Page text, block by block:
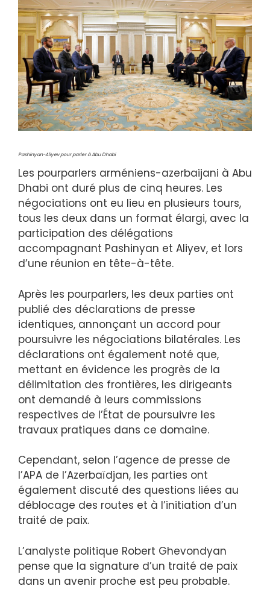
Pashinyan-Aliyev pour parler à Abu Dhabi
Les pourparlers arméniens-azerbaijani à Abu
Dhabi ont duré plus de cinq heures. Les
négociations ont eu lieu en plusieurs tours,
tous les deux dans un format élargi, avec la
participation des délégations
accompagnant Pashinyan et Aliyev, et lors
d’une réunion en tête-à-tête.
Après les pourparlers, les deux parties ont
publié des déclarations de presse
identiques, annonçant un accord pour
poursuivre les négociations bilatérales. Les
déclarations ont également noté que,
mettant en évidence les progrès de la
délimitation des frontières, les dirigeants
ont demandé à leurs commissions
respectives de l’État de poursuivre les
travaux pratiques dans ce domaine.
Cependant, selon l’agence de presse de
l’APA de l’Azerbaïdjan, les parties ont
également discuté des questions liées au
déblocage des routes et à l’initiation d’un
traité de paix.
L’analyste politique Robert Ghevondyan
pense que la signature d’un traité de paix
dans un avenir proche est peu probable.